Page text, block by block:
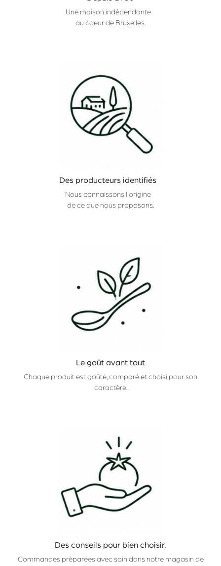
Une maison indépendante
au coeur de Bruxelles.
Des producteurs identifiés
Nous connaissons l'origine
de ce que nous proposons.
Le goût avant tout
Chaque produit est goûté, comparé et choisi pour son
caractère.
Des conseils pour bien choisir.
Commandes préparées avec soin dans notre magasin de